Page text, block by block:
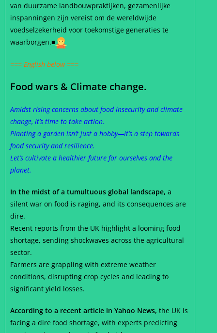
van duurzame landbouwpraktijken, gezamenlijke
inspanningen zijn vereist om de wereldwijde
voedselzekerheid voor toekomstige generaties te
waarborgen.■
=== English below ===
Food wars & Climate change.
Amidst rising concerns about food insecurity and climate
change, it’s time to take action.
Planting a garden isn’t just a hobby—it’s a step towards
food security and resilience.
Let’s cultivate a healthier future for ourselves and the
planet.
In the midst of a tumultuous global landscape, a
silent war on food is raging, and its consequences are
dire.
Recent reports from the UK highlight a looming food
shortage, sending shockwaves across the agricultural
sector.
Farmers are grappling with extreme weather
conditions, disrupting crop cycles and leading to
significant yield losses.
According to a recent article in Yahoo News, the UK is
facing a dire food shortage, with experts predicting